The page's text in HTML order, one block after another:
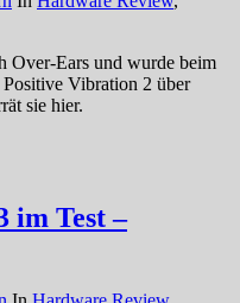
Over-Ears und wurde beim
Vibration 2 über
sie hier.
im Test –